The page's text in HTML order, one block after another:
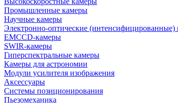
Промышленные камеры
Научные камеры
Электронно-оптические (интенсифицированные)
EMCCD-камеры
SWIR-камеры
Гиперспектральные камеры
Камеры для астрономии
Модули усилителя изображения
Аксессуары
Системы позиционирования
Пьезомеханика